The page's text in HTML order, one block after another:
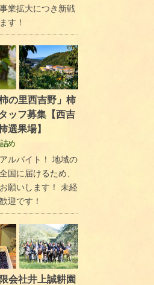
業拡大につき新戦
す！
柿の里西吉野」柿
ッフ募集【西吉
選果場】
め
ルバイト！ 地域の
国に届けるため、
願いします！ 未経
迎です！
会社井上誠耕園